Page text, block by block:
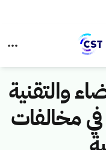
والتقنية
في مخالفات